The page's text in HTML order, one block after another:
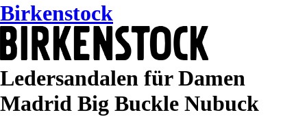
Birkenstock
Ledersandalen für Damen
Madrid Big Buckle Nubuck